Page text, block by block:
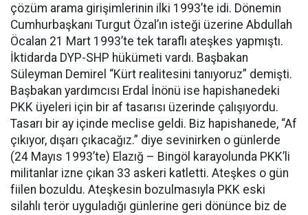
çözüm arama girişimlerinin ilki 1993’te idi. Dönemin
Cumhurbaşkanı Turgut Özal’ın isteği üzerine Abdullah
Öcalan 21 Mart 1993’te tek taraflı ateşkes yapmıştı.
İktidarda DYP-SHP hükümeti vardı. Başbakan
Süleyman Demirel “Kürt realitesini tanıyoruz” demişti.
Başbakan yardımcısı Erdal İnönü ise hapishanedeki
PKK üyeleri için bir af tasarısı üzerinde çalışıyordu.
Tasarı bir ay içinde meclise geldi. Biz hapishanede, “Af
çıkıyor, dışarı çıkacağız.” diye sevinirken o günlerde
(24 Mayıs 1993’te) Elazığ – Bingöl karayolunda PKK’li
militanlar izne çıkan 33 askeri katletti. Ateşkes o gün
fiilen bozuldu. Ateşkesin bozulmasıyla PKK eski
silahlı terör uyguladığı günlerine geri dönünce biz de